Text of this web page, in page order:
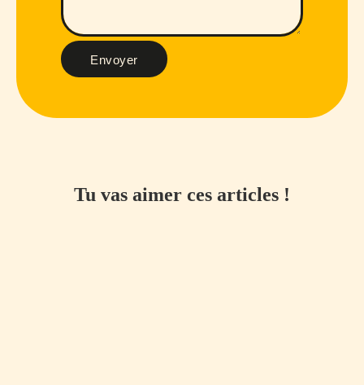
Envoyer
Tu vas aimer ces articles !